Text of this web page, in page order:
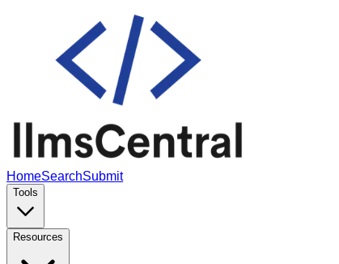
HomeSearchSubmit
Tools
Resources